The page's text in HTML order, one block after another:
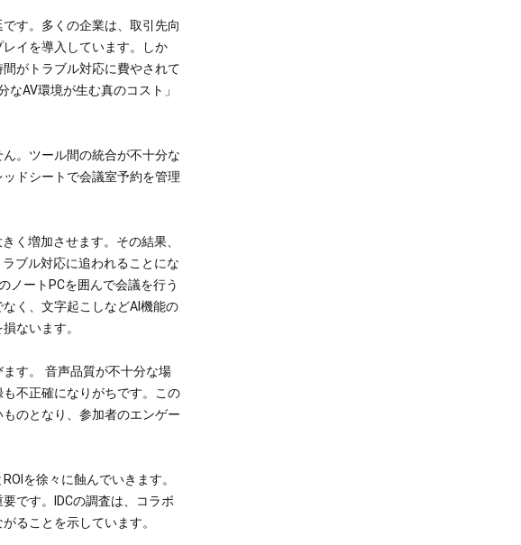
す。多くの企業は、取引先向
イを導入しています。しか
がトラブル対応に費やされて
なAV環境が生む真のコスト」
。ツール間の統合が不十分な
ドシートで会議室予約を管理
く増加させます。その結果、
ブル対応に追われることにな
ノートPCを囲んで会議を行う
く、文字起こしなどAI機能の
ないます。
す。
音声品質が不十分な場
不正確になりがちです。この
のとなり、参加者のエンゲー
を徐々に蝕んでいきます。
です。IDCの調査は、コラボ
ることを示しています。